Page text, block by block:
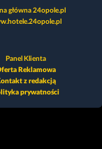
główna 24opole.pl
Panel Klienta
Reklamowa
z redakcją
prywatności